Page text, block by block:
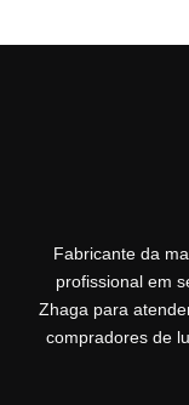
Fabricante da
profissional em
Zhaga para
compradores de